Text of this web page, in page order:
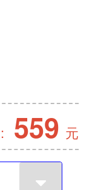
559 元